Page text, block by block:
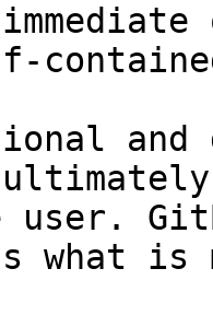
and
user.
what